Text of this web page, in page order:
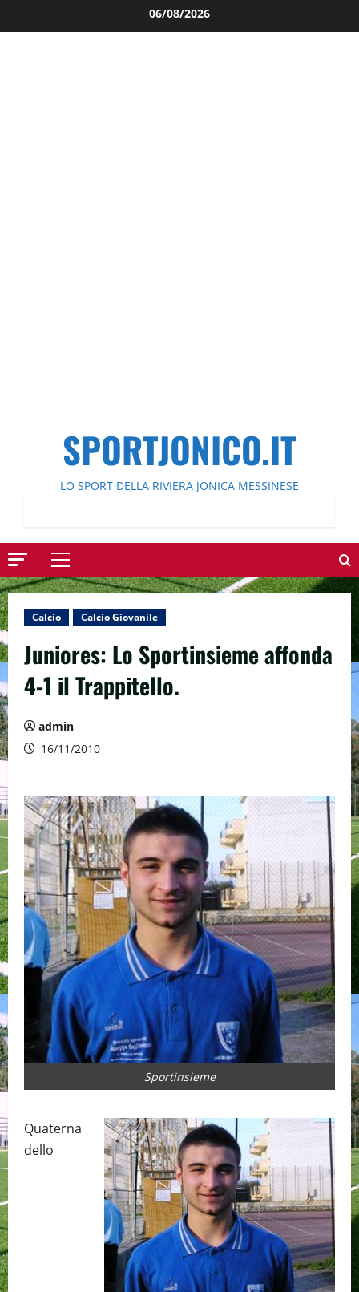
al
06/08/2026
SPORTJONICO.IT
LO SPORT DELLA RIVIERA JONICA MESSINESE
Menu
principale
Calcio Calcio Giovanile
Juniores: Lo Sportinsieme affonda
4-1 il Trappitello.
admin
16/11/2010
Sportinsieme
Quaterna
dello